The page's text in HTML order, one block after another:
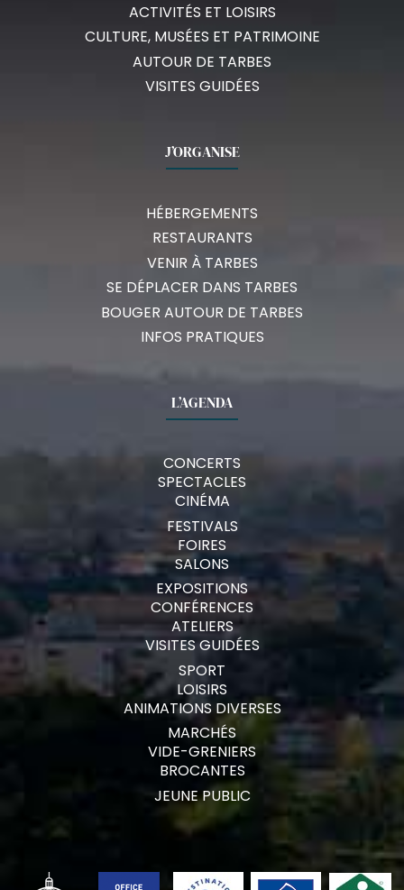
ACTIVITÉS ET LOISIRS
CULTURE, MUSÉES ET PATRIMOINE
AUTOUR DE TARBES
VISITES GUIDÉES
J’ORGANISE
HÉBERGEMENTS
RESTAURANTS
VENIR À TARBES
SE DÉPLACER DANS TARBES
BOUGER AUTOUR DE TARBES
INFOS PRATIQUES
L’AGENDA
CONCERTS
SPECTACLES
CINÉMA
FESTIVALS
FOIRES
SALONS
EXPOSITIONS
CONFÉRENCES
ATELIERS
VISITES GUIDÉES
SPORT
LOISIRS
ANIMATIONS DIVERSES
MARCHÉS
VIDE-GRENIERS
BROCANTES
JEUNE PUBLIC